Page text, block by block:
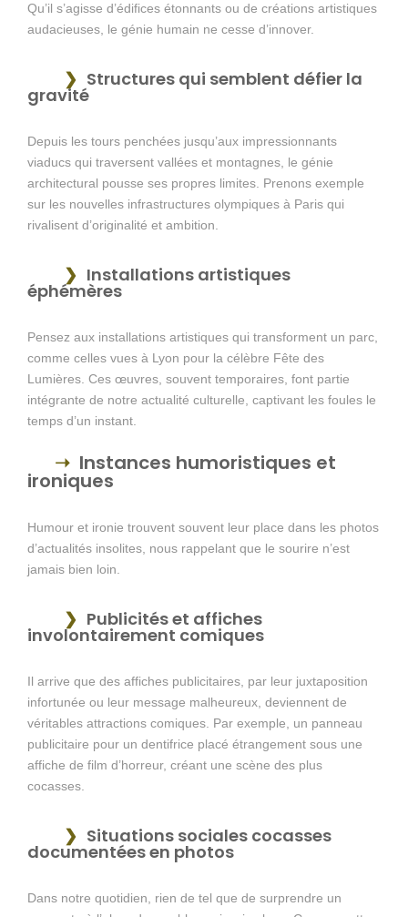
Qu’il s’agisse d’édifices étonnants ou de créations artistiques
audacieuses, le génie humain ne cesse d’innover.
Structures qui semblent défier la
gravité
Depuis les tours penchées jusqu’aux impressionnants
viaducs qui traversent vallées et montagnes, le génie
architectural pousse ses propres limites. Prenons exemple
sur les nouvelles infrastructures olympiques à Paris qui
rivalisent d’originalité et ambition.
Installations artistiques
éphémères
Pensez aux installations artistiques qui transforment un parc,
comme celles vues à Lyon pour la célèbre Fête des
Lumières. Ces œuvres, souvent temporaires, font partie
intégrante de notre actualité culturelle, captivant les foules le
temps d’un instant.
Instances humoristiques et
ironiques
Humour et ironie trouvent souvent leur place dans les photos
d’actualités insolites, nous rappelant que le sourire n’est
jamais bien loin.
Publicités et affiches
involontairement comiques
Il arrive que des affiches publicitaires, par leur juxtaposition
infortunée ou leur message malheureux, deviennent de
véritables attractions comiques. Par exemple, un panneau
publicitaire pour un dentifrice placé étrangement sous une
affiche de film d’horreur, créant une scène des plus
cocasses.
Situations sociales cocasses
documentées en photos
Dans notre quotidien, rien de tel que de surprendre un